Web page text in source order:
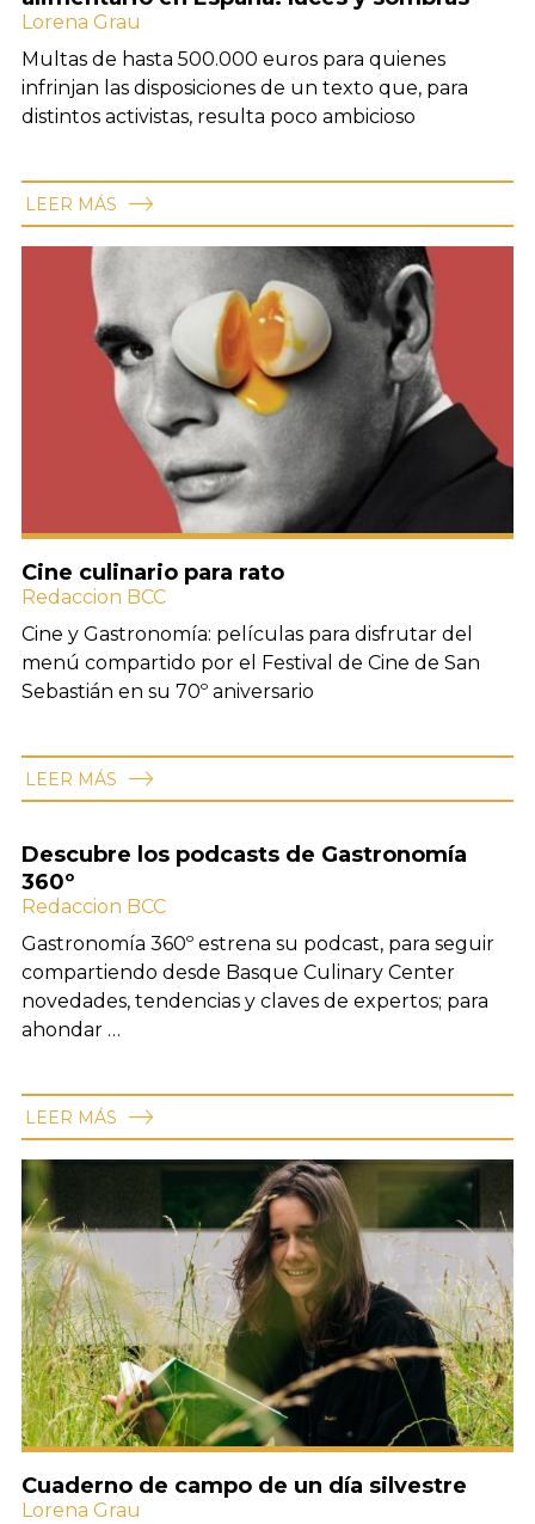
Lorena Grau
Multas de hasta 500.000 euros para quienes
infrinjan las disposiciones de un texto que, para
distintos activistas, resulta poco ambicioso
LEER MÁS
Cine culinario para rato
Redaccion BCC
Cine y Gastronomía: películas para disfrutar del
menú compartido por el Festival de Cine de San
Sebastián en su 70º aniversario
LEER MÁS
Descubre los podcasts de Gastronomía
360º
Redaccion BCC
Gastronomía 360º estrena su podcast, para seguir
compartiendo desde Basque Culinary Center
novedades, tendencias y claves de expertos; para
ahondar …
LEER MÁS
Cuaderno de campo de un día silvestre
Lorena Grau